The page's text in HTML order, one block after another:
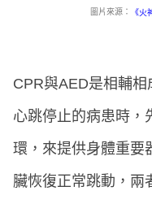
圖片來源： 《
CPR與AED是相輔
心跳停止的病患時，
環，來提供身體重要
臟恢復正常跳動，兩